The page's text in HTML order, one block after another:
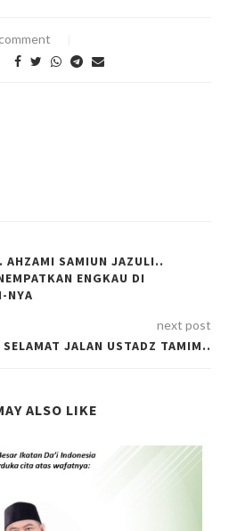
AHZAMI SAMIUN JAZULI..
ENGKAU DI
NYA
next post
SELAMAT JALAN USTADZ TAMIM..
ALSO LIKE